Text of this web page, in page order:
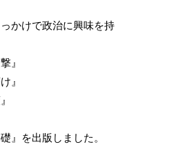
かけで政治に興味を持
』
』
』を出版しました。